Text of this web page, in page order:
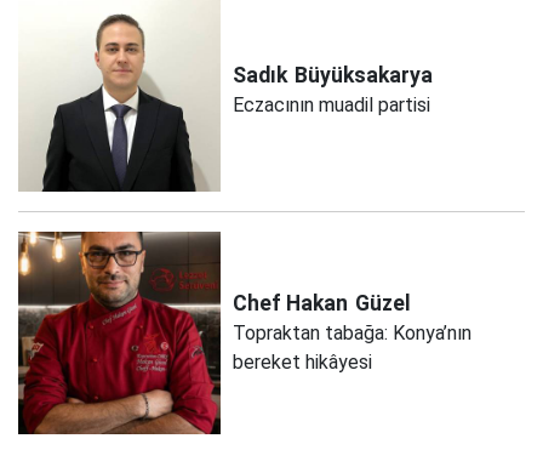
Sadık Büyüksakarya
Eczacının muadil partisi
Chef Hakan Güzel
Topraktan tabağa: Konya’nın
bereket hikâyesi